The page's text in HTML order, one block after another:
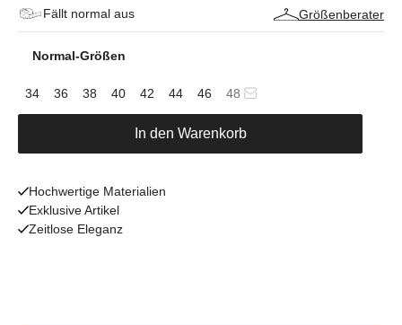
Fällt normal aus Größenberater
Normal-Größen
34 36 38 40 42 44 46 48
In den Warenkorb
Hochwertige Materialien
Exklusive Artikel
Zeitlose Eleganz